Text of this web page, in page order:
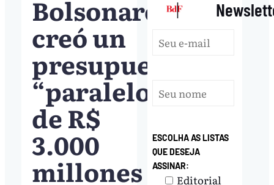
Bolsonaro
creó un
presupuesto
“paralelo”
de R$
3.000
millones
|
ESCOLHA AS LISTAS
QUE DESEJA
ASSINAR:
Editorial